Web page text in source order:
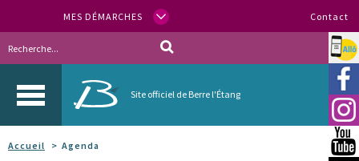
MES DÉMARCHES Contact
Site officiel de Berre l'Étang
Allo
Accueil Agenda